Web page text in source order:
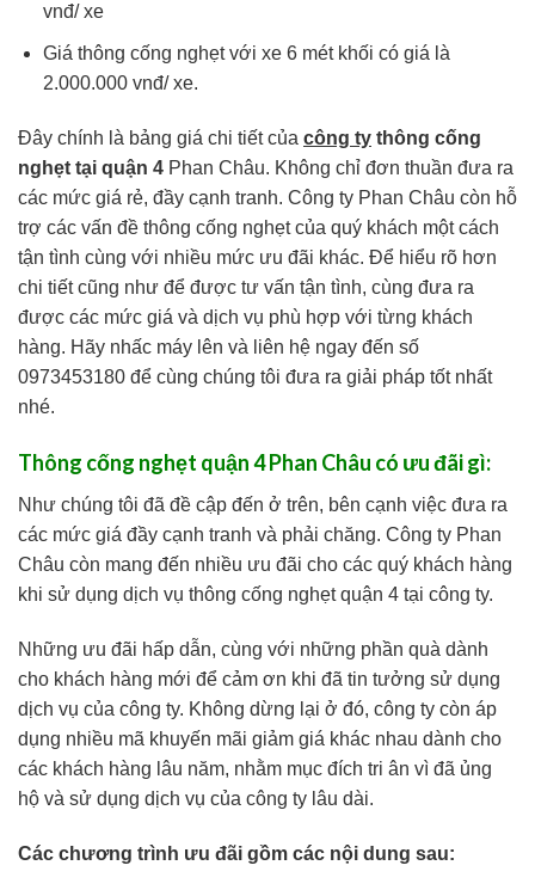
vnđ/ xe
Giá thông cống nghẹt với xe 6 mét khối có giá là
2.000.000 vnđ/ xe.
Đây chính là bảng giá chi tiết của công ty thông cống
nghẹt tại quận 4 Phan Châu. Không chỉ đơn thuần đưa ra
các mức giá rẻ, đầy cạnh tranh. Công ty Phan Châu còn hỗ
trợ các vấn đề thông cống nghẹt của quý khách một cách
tận tình cùng với nhiều mức ưu đãi khác. Để hiểu rõ hơn
chi tiết cũng như để được tư vấn tận tình, cùng đưa ra
được các mức giá và dịch vụ phù hợp với từng khách
hàng. Hãy nhấc máy lên và liên hệ ngay đến số
0973453180 để cùng chúng tôi đưa ra giải pháp tốt nhất
nhé.
Thông cống nghẹt quận 4 Phan Châu có ưu đãi gì:
Như chúng tôi đã đề cập đến ở trên, bên cạnh việc đưa ra
các mức giá đầy cạnh tranh và phải chăng. Công ty Phan
Châu còn mang đến nhiều ưu đãi cho các quý khách hàng
khi sử dụng dịch vụ thông cống nghẹt quận 4 tại công ty.
Những ưu đãi hấp dẫn, cùng với những phần quà dành
cho khách hàng mới để cảm ơn khi đã tin tưởng sử dụng
dịch vụ của công ty. Không dừng lại ở đó, công ty còn áp
dụng nhiều mã khuyến mãi giảm giá khác nhau dành cho
các khách hàng lâu năm, nhằm mục đích tri ân vì đã ủng
hộ và sử dụng dịch vụ của công ty lâu dài.
Các chương trình ưu đãi gồm các nội dung sau: